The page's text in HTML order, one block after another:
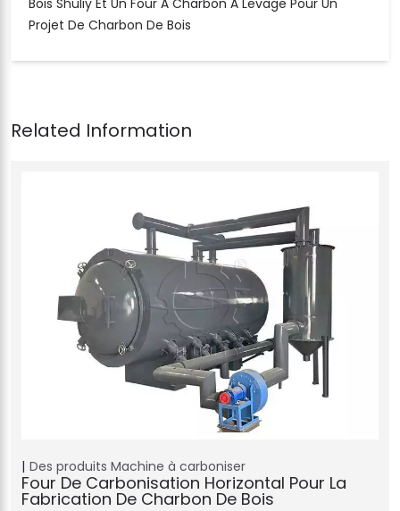
Bois Shuliy Et Un Four À Charbon À Levage Pour Un
Projet De Charbon De Bois
Des produits Machine à carboniser
Four De Carbonisation Horizontal Pour La
Fabrication De Charbon De Bois